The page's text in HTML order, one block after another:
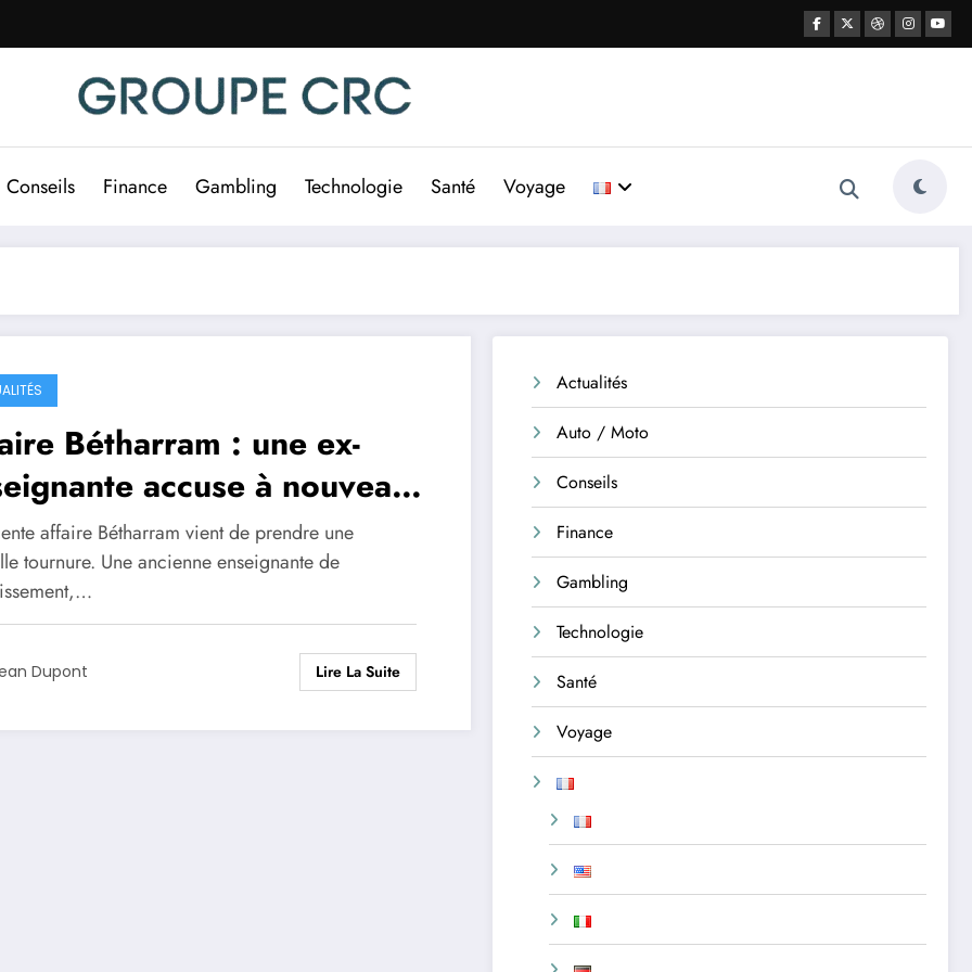
Conseils Finance Gambling Technologie Santé Voyage
Bétharram : une ex-
accuse à nouveau
Bayrou
affaire Bétharram vient de prendre une
tournure. Une ancienne enseignante de
Dupont Lire La Suite
Actualités
Auto / Moto
Conseils
Finance
Gambling
Technologie
Santé
Voyage